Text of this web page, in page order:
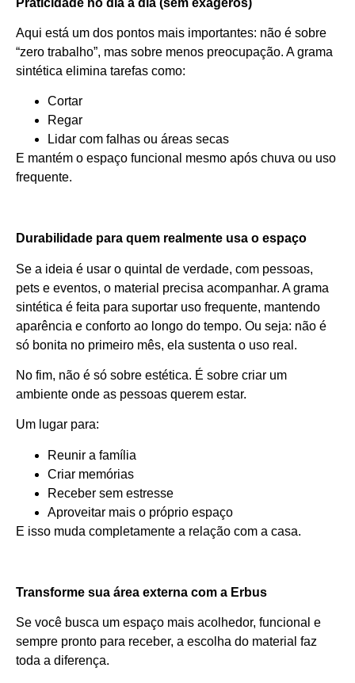
Aqui está um dos pontos mais importantes: não é sobre
“zero trabalho”, mas sobre menos preocupação. A grama
sintética elimina tarefas como:
Cortar
Regar
Lidar com falhas ou áreas secas
E mantém o espaço funcional mesmo após chuva ou uso
frequente.
Durabilidade para quem realmente usa o espaço
Se a ideia é usar o quintal de verdade, com pessoas,
pets e eventos, o material precisa acompanhar. A grama
sintética é feita para suportar uso frequente, mantendo
aparência e conforto ao longo do tempo. Ou seja: não é
só bonita no primeiro mês, ela sustenta o uso real.
No fim, não é só sobre estética. É sobre criar um
ambiente onde as pessoas querem estar.
Um lugar para:
Reunir a família
Criar memórias
Receber sem estresse
Aproveitar mais o próprio espaço
E isso muda completamente a relação com a casa.
Transforme sua área externa com a Erbus
Se você busca um espaço mais acolhedor, funcional e
sempre pronto para receber, a escolha do material faz
toda a diferença.